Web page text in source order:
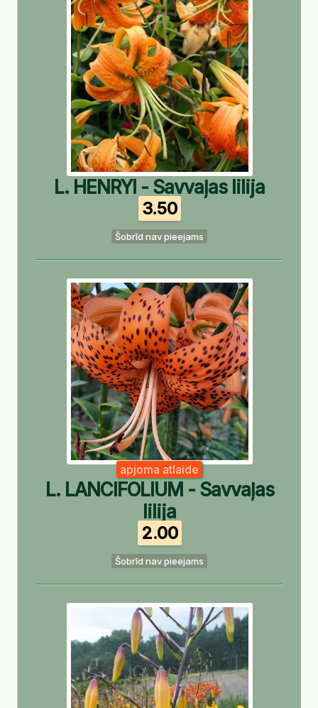
L. HENRYI - Savvaļas lilija
3.50
Šobrīd nav pieejams
apjoma atlaide
L. LANCIFOLIUM - Savvaļas
lilija
2.00
Šobrīd nav pieejams